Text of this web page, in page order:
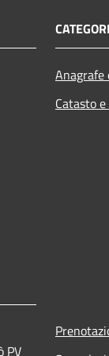
Catasto
PV